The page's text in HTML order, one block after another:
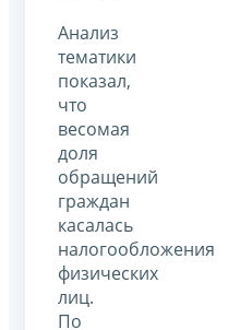
Анализ
тематики
показал,
что
весомая
доля
обращений
граждан
касалась
налогообложения
физических
лиц.
По